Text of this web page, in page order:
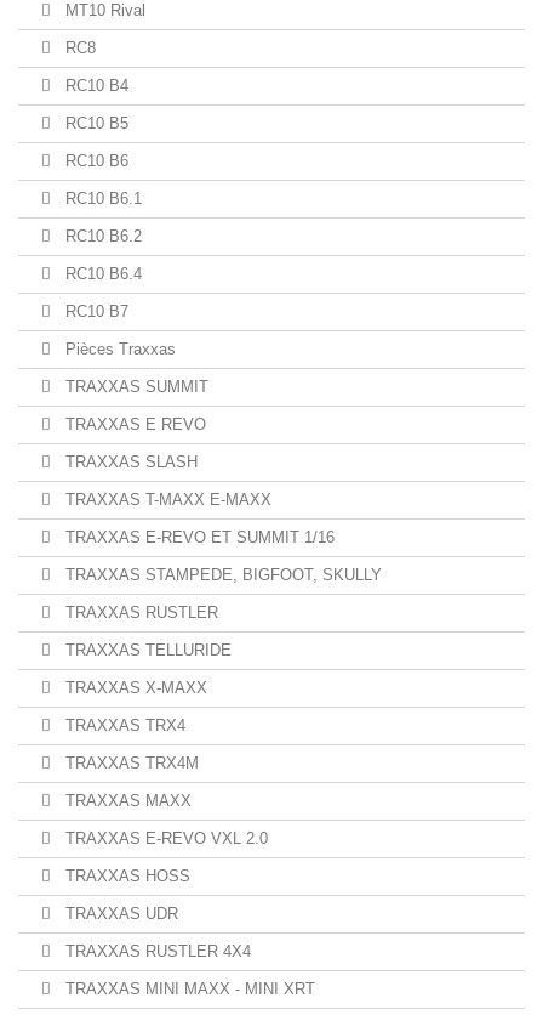
MT10 Rival
RC8
RC10 B4
RC10 B5
RC10 B6
RC10 B6.1
RC10 B6.2
RC10 B6.4
RC10 B7
Pièces Traxxas
TRAXXAS SUMMIT
TRAXXAS E REVO
TRAXXAS SLASH
TRAXXAS T-MAXX E-MAXX
TRAXXAS E-REVO ET SUMMIT 1/16
TRAXXAS STAMPEDE, BIGFOOT, SKULLY
TRAXXAS RUSTLER
TRAXXAS TELLURIDE
TRAXXAS X-MAXX
TRAXXAS TRX4
TRAXXAS TRX4M
TRAXXAS MAXX
TRAXXAS E-REVO VXL 2.0
TRAXXAS HOSS
TRAXXAS UDR
TRAXXAS RUSTLER 4X4
TRAXXAS MINI MAXX - MINI XRT